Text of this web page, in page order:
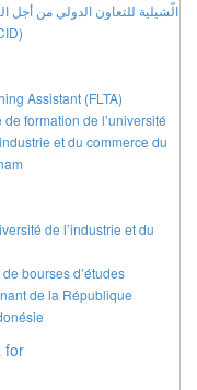
الّشيلية للتعاون الدولي من أجل
Assistant (FLTA)
de formation de l’université
et du commerce du
de l’industrie et du
bourses d’études
de la République
for